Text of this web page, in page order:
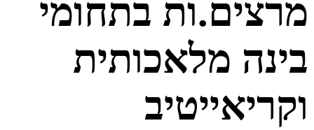
מרצים.ות בתחומי
בינה מלאכותית
וקריאייטיב